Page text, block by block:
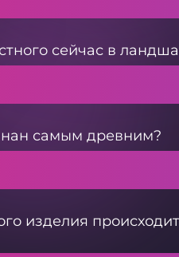
сейчас в
самым древним?
изделия